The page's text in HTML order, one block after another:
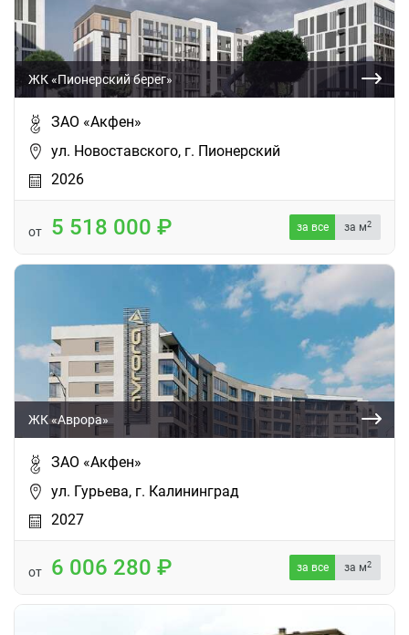
ЖК «Пионерский берег»
ЗАО «Акфен»
ул. Новоставского, г. Пионерский
2026
от 5 518 000 за все за м2
ЖК «Аврора»
ЗАО «Акфен»
ул. Гурьева, г. Калининград
2027
от 6 006 280 за все за м2